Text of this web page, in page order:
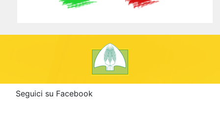
Seguici su Facebook